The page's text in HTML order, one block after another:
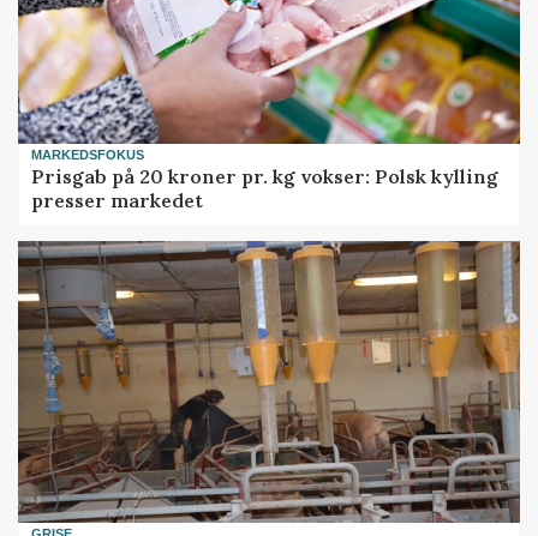
MARKEDSFOKUS
Prisgab på 20 kroner pr. kg vokser: Polsk kylling
presser markedet